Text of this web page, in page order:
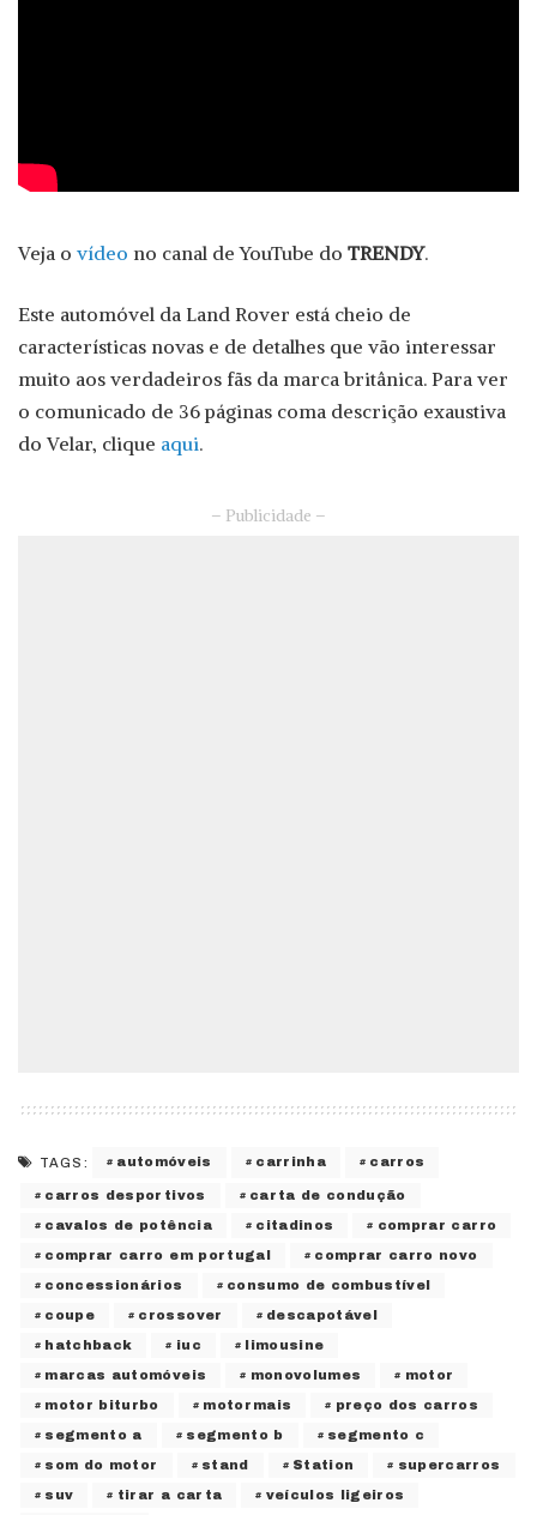
Veja o vídeo no canal de YouTube do TRENDY.
Este automóvel da Land Rover está cheio de
características novas e de detalhes que vão interessar
muito aos verdadeiros fãs da marca britânica. Para ver
o comunicado de 36 páginas coma descrição exaustiva
do Velar, clique aqui.
– Publicidade –
TAGS: automóveis carrinha carros
carros desportivos carta de condução
cavalos de potência citadinos comprar carro
comprar carro em portugal comprar carro novo
concessionários consumo de combustível
coupe crossover descapotável
hatchback iuc limousine
marcas automóveis monovolumes motor
motor biturbo motormais preço dos carros
segmento a segmento b segmento c
som do motor stand Station supercarros
suv tirar a carta veículos ligeiros